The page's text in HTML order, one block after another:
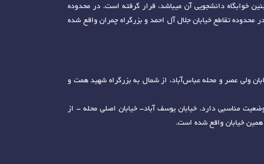
خوابگاه دانشجویی آن میباشد، قرار گرفته است. در محدوده
محدوده تقاطع خیابان جلال آل احمد و بزرگراه چمران واقع شده
ولی عصر و محله عباس‌آباد، از شمال به بزرگراه شهید همت و
مناسبی دارد. خیابان یوسف آباد- خیابان اصلی محله - از